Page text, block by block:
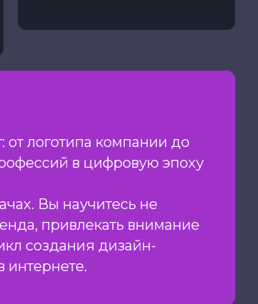
от логотипа компании до
в цифровую эпоху
Вы научитесь не
привлекать внимание
создания дизайн-
интернете.